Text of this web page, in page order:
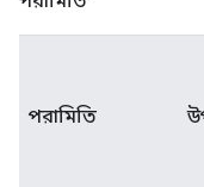
পরামিতি